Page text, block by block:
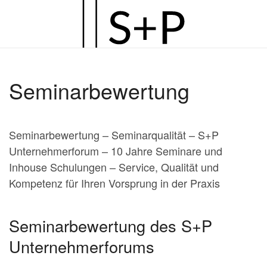
Seminarbewertung
Seminarbewertung – Seminarqualität – S+P
Unternehmerforum – 10 Jahre Seminare und
Inhouse Schulungen – Service, Qualität und
Kompetenz für Ihren Vorsprung in der Praxis
Seminarbewertung des S+P
Unternehmerforums